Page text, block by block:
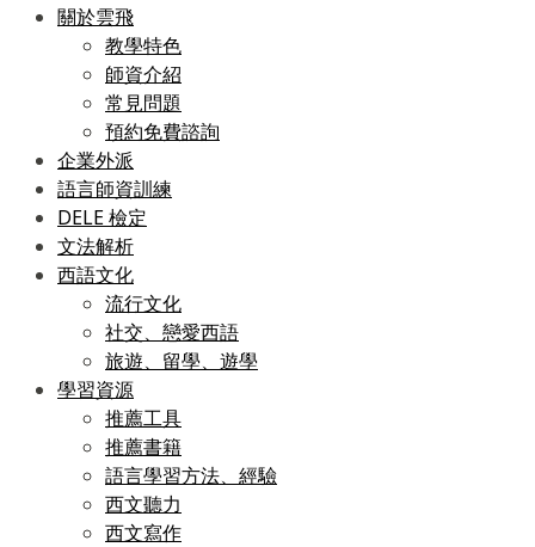
關於雲飛
教學特色
師資介紹
常見問題
預約免費諮詢
企業外派
語言師資訓練
DELE 檢定
文法解析
西語文化
流行文化
社交、戀愛西語
旅遊、留學、遊學
學習資源
推薦工具
推薦書籍
語言學習方法、經驗
西文聽力
西文寫作